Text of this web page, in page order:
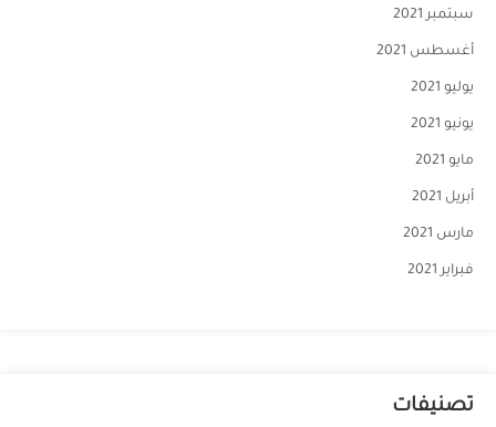
سبتمبر 2021
أغسطس 2021
يوليو 2021
يونيو 2021
مايو 2021
أبريل 2021
مارس 2021
فبراير 2021
تصنيفات